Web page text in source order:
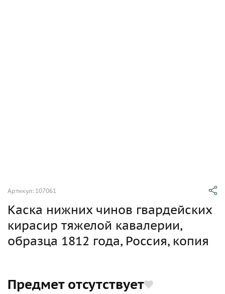
Артикул: 107061
Каска нижних чинов гвардейских
кирасир тяжелой кавалерии,
образца 1812 года, Россия, копия
Предмет отсутствует